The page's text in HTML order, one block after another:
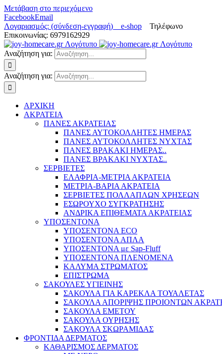
Μετάβαση στο περιεχόμενο
FacebookEmail
Λογαριασμός: (σύνδεση-εγγραφή) e-shop Τηλέφωνο
Επικοινωνίας: 6979162929
Αναζήτηση για:
Αναζήτηση για:
ΑΡΧΙΚΗ
ΑΚΡΑΤΕΙΑ
ΠΑΝΕΣ ΑΚΡΑΤΕΙΑΣ
ΠΑΝΕΣ ΑΥΤΟΚΟΛΛΗΤΕΣ ΗΜΕΡΑΣ
ΠΑΝΕΣ ΑΥΤΟΚΟΛΛΗΤΕΣ ΝΥΧΤΑΣ
ΠΑΝΕΣ ΒΡΑΚΑΚΙ ΗΜΕΡΑΣ..
ΠΑΝΕΣ ΒΡΑΚΑΚΙ ΝΥΧΤΑΣ..
ΣΕΡΒΙΕΤΕΣ
ΕΛΑΦΡΙΑ-ΜΕΤΡΙΑ ΑΚΡΑΤΕΙΑ
ΜΕΤΡΙΑ-ΒΑΡΙΑ ΑΚΡΑΤΕΙΑ
ΣΕΡΒΙΕΤΕΣ ΠΟΛΛΑΠΛΩΝ ΧΡΗΣΕΩΝ
ΕΣΩΡΟΥΧΟ ΣΥΓΚΡΑΤΗΣΗΣ
ΑΝΔΡΙΚΑ ΕΠΙΘΕΜΑΤΑ ΑΚΡΑΤΕΙΑΣ
ΥΠΟΣΕΝΤΟΝΑ
ΥΠΟΣΕΝΤΟΝΑ ECO
ΥΠΟΣΕΝΤΟΝΑ ΑΠΛΑ
ΥΠΟΣΕΝΤΟΝΑ με Sap-Fluff
ΥΠΟΣΕΝΤΟΝΑ ΠΛΕΝΟΜΕΝΑ
ΚΑΛΥΜΑ ΣΤΡΩΜΑΤΟΣ
ΕΠΙΣΤΡΩΜΑ
ΣΑΚΟΥΛΕΣ ΥΓΙΕΙΝΗΣ
ΣΑΚΟΥΛΑ ΓΙΑ ΚΑΡΕΚΛΑ ΤΟΥΑΛΕΤΑΣ
ΣΑΚΟΥΛΑ ΑΠΟΡΙΨΗΣ ΠΡΟΙΟΝΤΩΝ
ΣΑΚΟΥΛΑ ΕΜΕΤΟΥ
ΣΑΚΟΥΛΑ ΟΥΡΗΣΗΣ
ΣΑΚΟΥΛΑ ΣΚΩΡΑΜΙΔΑΣ
ΦΡΟΝΤΙΔΑ ΔΕΡΜΑΤΟΣ
ΚΑΘΑΡΙΣΜΟΣ ΔΕΡΜΑΤΟΣ